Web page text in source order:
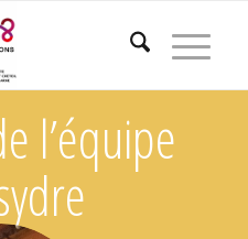
l’équipe